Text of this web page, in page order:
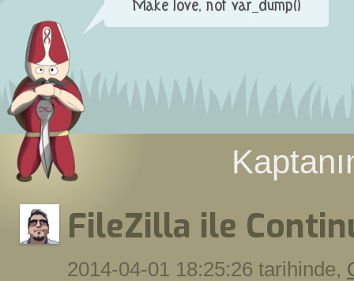
FileZilla ile
2014-04-01 18:25:26 tarihinde,